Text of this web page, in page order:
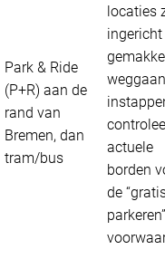
Park & Ride
(P+R) aan de
rand van
Bremen, dan
tram/bus
locaties
actuele
borden
de
parkeren”